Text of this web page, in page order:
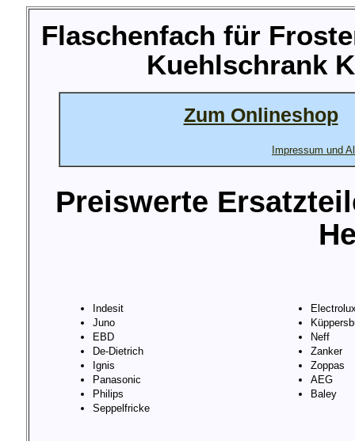
Flaschenfach für
Kuehlschrank
Zum Onlineshop
Impressum und
Preiswerte
Indesit
Juno
EBD
De-Dietrich
Ignis
Panasonic
Philips
Seppelfricke
Neff
Zanker
Zoppas
AEG
Baley